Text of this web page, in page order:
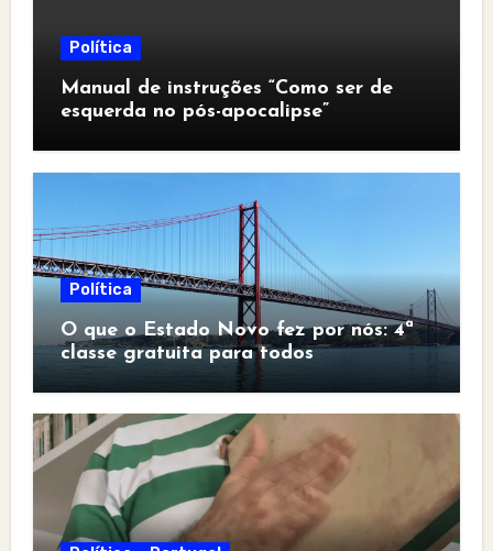
Política
Manual de instruções “Como ser de
esquerda no pós-apocalipse”
Política
O que o Estado Novo fez por nós: 4ª
classe gratuita para todos